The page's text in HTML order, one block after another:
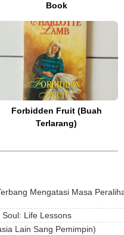
Book
Forbidden Fruit (Buah
Terlarang)
Mengatasi Masa
Life Lessons
Lain Sang Pemimpin)